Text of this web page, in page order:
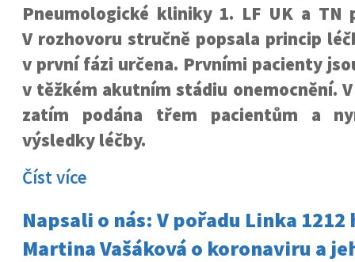
Pneumologické kliniky 1. LF UK a TN
V rozhovoru stručně popsala princip
v první fázi určena. Prvními pacienty
v těžkém akutním stádiu onemocnění.
zatím podána třem pacientům a
výsledky léčby.
Číst více
Napsali o nás: V pořadu Linka
Martina Vašáková o koronaviru a